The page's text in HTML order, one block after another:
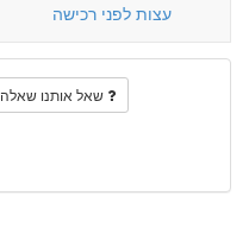
עצות לפני רכישה
שאל אותנו שאלה